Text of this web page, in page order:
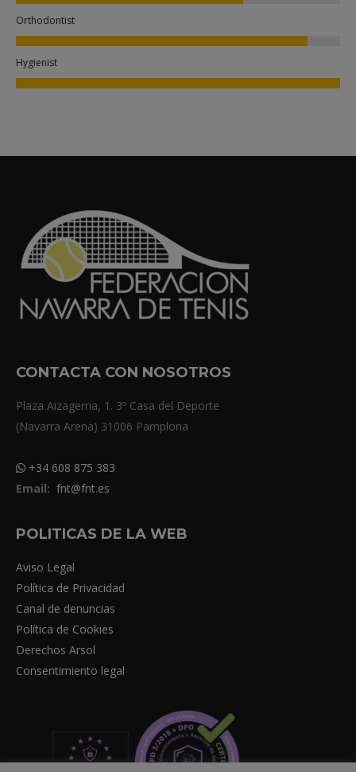
Orthodontist
Hygienist
CONTACTA CON NOSOTROS
Plaza Aizagerria, 1. 3º Casa del Deporte
(Navarra Arena) 31006 Pamplona
+34 608 875 383
Email: fnt@fnt.es
POLITICAS DE LA WEB
Aviso Legal
Política de Privacidad
Canal de denuncias
Política de Cookies
Derechos Arsol
Consentimiento legal